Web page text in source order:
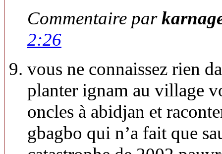
Commentaire par
2:26
vous ne connaissez rien
planter ignam au village
oncles à abidjan et
gbagbo qui n’a fait que